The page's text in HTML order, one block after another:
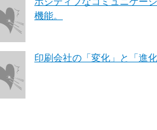
機能。
印刷会社の「変化」と「進化